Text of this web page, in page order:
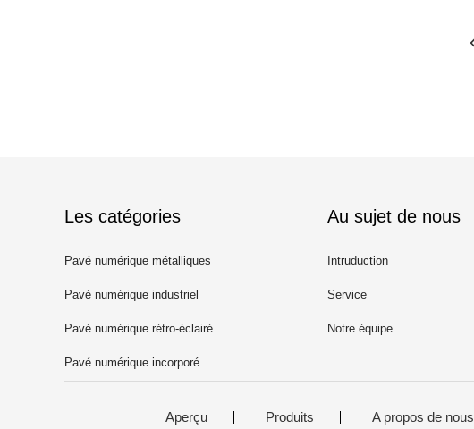
Les catégories
Pavé numérique métalliques
Pavé numérique industriel
Pavé numérique rétro-éclairé
Pavé numérique incorporé
Au sujet de nous
Intruduction
Service
Notre équipe
Aperçu Produits A propos de nous